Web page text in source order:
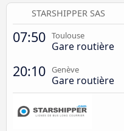
STARSHIPPER SAS
07:50 Toulouse
Gare routière
20:10 Genève
Gare routière